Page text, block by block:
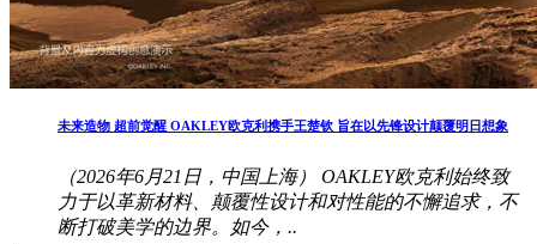
未来造物 超前觉醒 OAKLEY欧克利携手王楚钦 旨在以先锋设计颠覆明日想象
（2026年6月21日，中国上海） OAKLEY欧克利始终致
力于以革新材料、颠覆性设计和对性能的不懈追求，不
断打破美学的边界。如今，..